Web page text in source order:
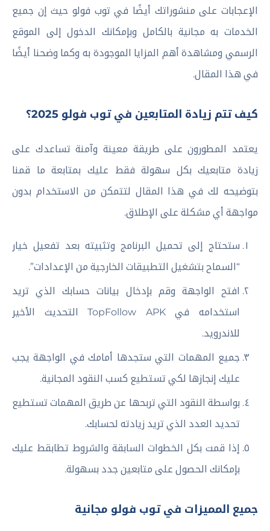
الإعجابات على منشوراتك أيضًا في توب فولو حيث إن جميع
الخدمات به مجانية بالكامل وبإمكانك الدخول إلى الموقع
الرسمي ومشاهدة أهم المزايا الموجودة به وكما وضحنا أيضًا
في هذا المقال.
كيف تتم زيادة المتابعين في توب فولو 2025؟
يعتمد المطورون على طريقة معينة وآمنة تساعدك على
زيادة متابعيك بكل سهولة فقط عليك بمتابعة ما قمنا
بتوضيحه لك في هذا المقال لتتمكن من الاستخدام بدون
مواجهة أي مشكلة على الإطلاق.
ستحتاج إلى تحميل البرنامج وتثبيته بعد تفعيل خيار
“السماح بتشغيل التطبيقات الخارجية من الإعدادات”.
افتح الواجهة وقم بإدخال بيانات حسابك الذي تريد
استخدامه في TopFollow APK التحديث الأخير
للاندرويد.
جميع المهمات التي ستجدها أمامك في الواجهة يجب
عليك إنجازها لكي تستطيع كسب النقود المجانية.
بواسطة النقود التي تربحها عن طريق المهمات تستطيع
تحديد العدد الذي تريد زيادته لحسابك.
إذا قمت بكل الخطوات السابقة والشروط تطابقط عليك
بإمكانك الحصول على متابعين جدد بسهولة.
جميع المميزات في توب فولو مجانية